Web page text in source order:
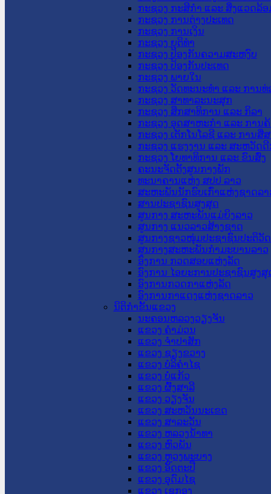
ກະຊວງ ກະສິກຳ ແລະ ສິ່ງແວດລ້ອ
ກະຊວງ ການຕ່າງປະເທດ
ກະຊວງ ການເງິນ
ກະຊວງ ຍຸຕິທໍາ
ກະຊວງ ປ້ອງກັນຄວາມສະຫງົບ
ກະຊວງ ປ້ອງກັນປະເທດ
ກະຊວງ ພາຍໃນ
ກະຊວງ ວັດທະນະທຳ ແລະ ການທ່
ກະຊວງ ສາທາລະນະສຸກ
ກະຊວງ ສຶກສາທິການ ແລະ ກິລາ
ກະຊວງ ອຸດສາຫະກຳ ແລະ ການຄ້
ກະຊວງ ເຕັກໂນໂລຊີ ແລະ ການສື່
ກະຊວງ ແຮງງານ ແລະ ສະຫວັດ
ກະຊວງ ໂຍທາທິການ ແລະ ຂົນສົ່ງ
ຄະນະຈັດຕັ້ງສູນກາງພັກ
ທະນາຄານແຫ່ງ ສປປ ລາວ
ສະຫະພັນນັກຮົບເກົ່າແຫ່ງຊາດລາ
ສານປະຊາຊົນສູງສຸດ
ສູນກາງ ສະຫະພັນແມ່ຍິງລາວ
ສູນກາງ ແນວລາວສ້າງຊາດ
ສູນກາງຊາວໜຸ່ມປະຊາຊົນປະຕິວັ
ສູນກາງສະຫະພັນກຳມະບານລາວ
ອົງການ ກວດສອບແຫ່ງລັດ
ອົງການ ໄອຍະການປະຊາຊົນສູງສຸ
ອົງການກວດກາແຫ່ງລັດ
ອົງການກາແດງແຫ່ງຊາດລາວ
ນິຕິກໍາຂັ້ນແຂວງ
ນະ​ຄອນ​ຫລວງວຽງຈັນ
ແຂວງ ຄໍາມ່ວນ
ແຂວງ ຈໍາປາສັກ
ແຂວງ ຊຽງຂວາງ
ແຂວງ ບໍລິຄໍາໄຊ
ແຂວງ ບໍ່ແກ້ວ
ແຂວງ ຜົ້ງສາລີ
ແຂວງ ວຽງຈັນ
ແຂວງ ສະຫວັນນະເຂດ
ແຂວງ ສາລະວັນ
ແຂວງ ຫລວງນໍ້າທາ
ແຂວງ ຫົວພັນ
ແຂວງ ຫຼວງພະບາງ
ແຂວງ ອັດຕະປື
ແຂວງ ອຸດົມໄຊ
ແຂວງ ເຊກອງ